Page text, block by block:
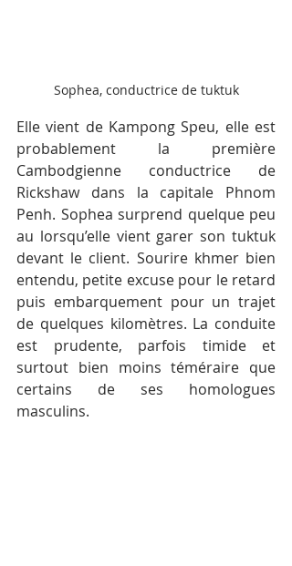
Sophea, conductrice de tuktuk
Elle vient de Kampong Speu, elle est
probablement la première
Cambodgienne conductrice de
Rickshaw dans la capitale Phnom
Penh. Sophea surprend quelque peu
au lorsqu’elle vient garer son tuktuk
devant le client. Sourire khmer bien
entendu, petite excuse pour le retard
puis embarquement pour un trajet
de quelques kilomètres. La conduite
est prudente, parfois timide et
surtout bien moins téméraire que
certains de ses homologues
masculins.